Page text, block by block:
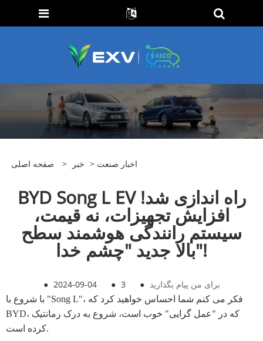
صفحه اصلی > خبر > اخبار صنعت
BYD Song L EV راه اندازی شد!
افزایش تجهیزات، نه قیمت،
سیستم رانندگی هوشمند سطح
بالا جدید "چشم خدا"!
● 2024-09-04 ● 3 ● برای من پیام بگذارید
با شروع با "Song L"، فکر می کنم شما احساس خواهید کرد که
BYD، که در "عمل گرایی" خوب است، شروع به درک رمانتیک
کرده است.